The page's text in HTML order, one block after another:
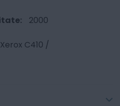
2000
Xerox C410 /